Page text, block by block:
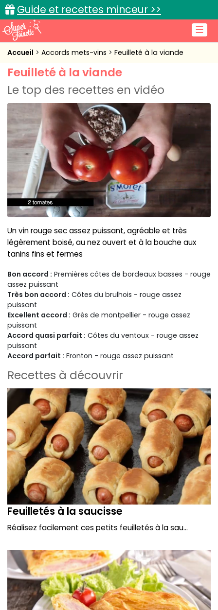
☰
Guide et recettes minceur >>
Accueil
Recettes de cuisine
Cuisine pratique
L'actu cuisine
Connexion
Accueil Accords mets-vins Feuilleté à la viande
Feuilleté à la viande
Le top des recettes en vidéo
Un vin rouge sec assez puissant, agréable et très
légèrement boisé, au nez ouvert et à la bouche aux
tanins fins et fermes
Bon accord : Premières côtes de bordeaux basses - rouge
assez puissant
Très bon accord : Côtes du brulhois - rouge assez
puissant
Excellent accord : Grès de montpellier - rouge assez
puissant
Accord quasi parfait : Côtes du ventoux - rouge assez
puissant
Accord parfait : Fronton - rouge assez puissant
Recettes à découvrir
Feuilletés à la saucisse
Réalisez facilement ces petits feuilletés à la sau...